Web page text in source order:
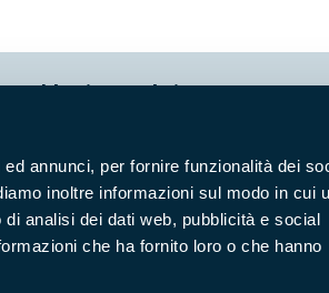
annunci, per fornire funzionalità dei
inoltre informazioni sul modo in cui
analisi dei dati web, pubblicità e social
che ha fornito loro o che hanno
Naviga nel sito
Enti di gestione
Storie
Prodotti Natura in Campo